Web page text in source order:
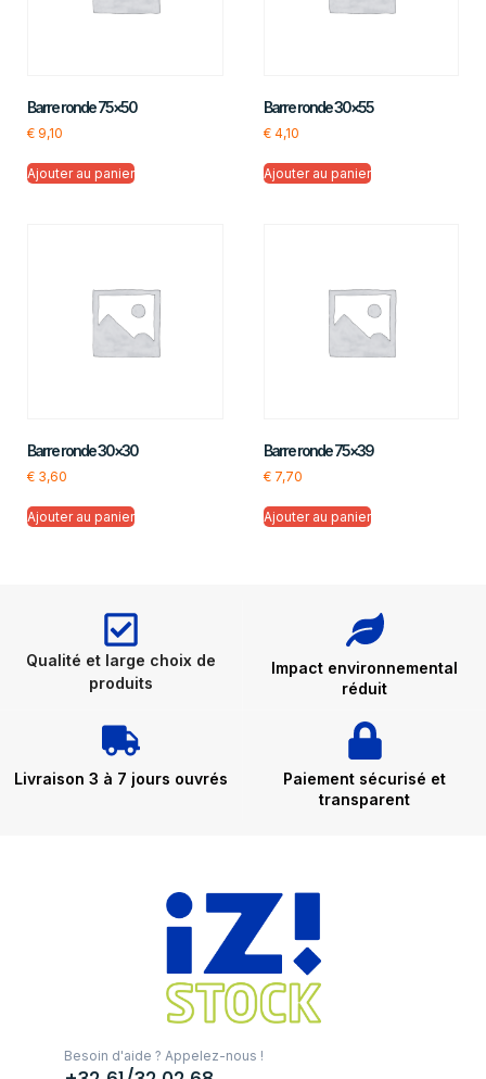
Barre ronde 75×50
€ 9,10
Ajouter au panier
Barre ronde 30×55
€4,10
Ajouter au panier
Barre ronde 30×30
€ 3,60
Ajouter au panier
Barre ronde 75×39
€7,70
Ajouter au panier
Qualité et large choix de
produits
Impact environnemental
réduit
Livraison 3 à 7 jours ouvrés
Paiement sécurisé et
transparent
Besoin d'aide ? Appelez-nous !